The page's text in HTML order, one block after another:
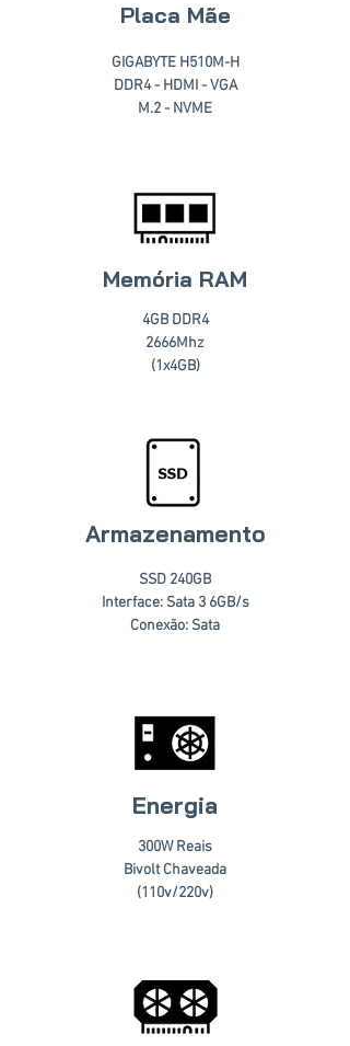
Placa Mãe
GIGABYTE H510M-H
DDR4 - HDMI - VGA
M.2 - NVME
Memória RAM
4GB DDR4
2666Mhz
(1x4GB)
Armazenamento
SSD 240GB
Interface: Sata 3 6GB/s
Conexão: Sata
Energia
300W Reais
Bivolt Chaveada
(110v/220v)